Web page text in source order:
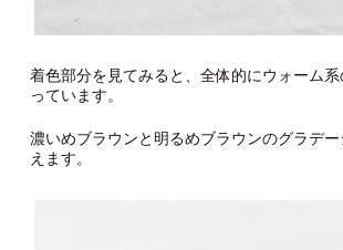
着色部分を見てみると、全体的にウォーム
っています。
濃いめブラウンと明るめブラウンのグラデ
えます。